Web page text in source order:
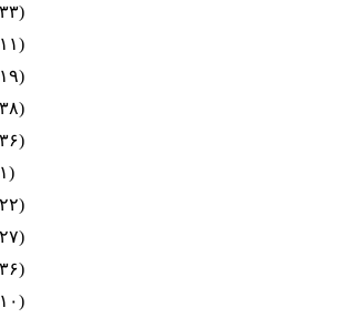
(۳۳)
(۱۱)
(۱۹)
(۳۸)
(۳۶)
(۱)
(۲۲)
(۲۷)
(۳۶)
(۱۰)